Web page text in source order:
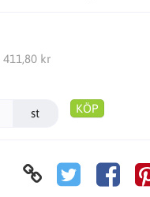
411,80 kr
st KÖP